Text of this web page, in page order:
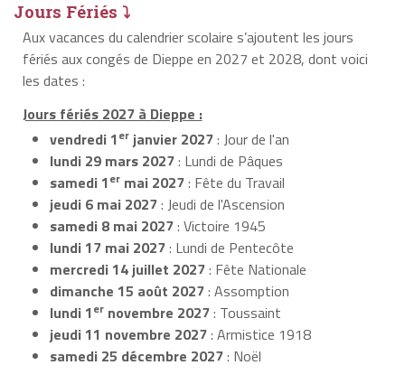
Jours Fériés ⤵
Aux vacances du calendrier scolaire s’ajoutent les jours
fériés aux congés de Dieppe en 2027 et 2028, dont voici
les dates :
Jours fériés 2027 à Dieppe :
vendredi 1er janvier 2027: Jour de l'an
lundi 29 mars 2027: Lundi de Pâques
samedi 1er mai 2027: Fête du Travail
jeudi 6 mai 2027: Jeudi de l'Ascension
samedi 8 mai 2027: Victoire 1945
lundi 17 mai 2027: Lundi de Pentecôte
mercredi 14 juillet 2027: Fête Nationale
dimanche 15 août 2027: Assomption
lundi 1er novembre 2027: Toussaint
jeudi 11 novembre 2027: Armistice 1918
samedi 25 décembre 2027: Noël